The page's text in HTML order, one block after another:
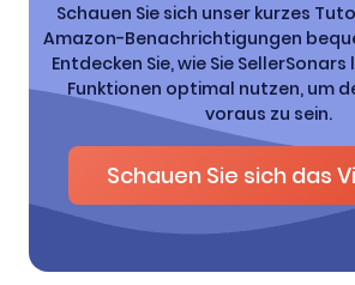
Schauen Sie sich unser kurzes
Amazon-Benachrichtigungen
Entdecken Sie, wie Sie
Funktionen optimal nutzen, um
voraus zu sein.
Schauen Sie sich das